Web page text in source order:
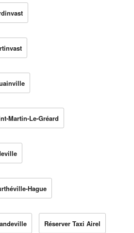
Martin-Le-Gréard
Hague
Réserver Taxi Airel